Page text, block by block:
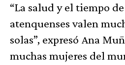
“La salud y el tiempo
atenquenses valen
solas”, expresó Ana
muchas mujeres del